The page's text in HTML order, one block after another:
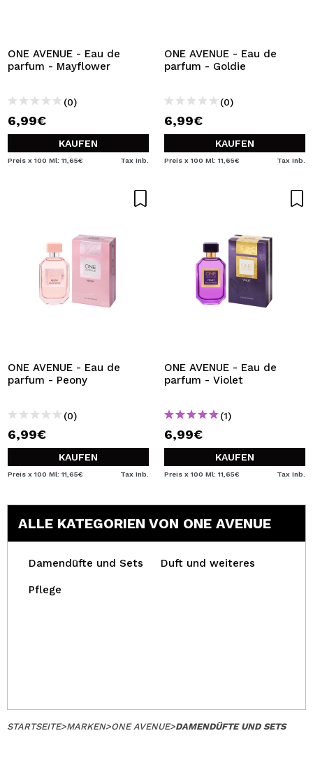
ONE AVENUE - Eau de
parfum - Mayflower
(0)
6,99€
KAUFEN
Preis x 100 Ml: 11,65€ Tax Inb.
ONE AVENUE - Eau de
parfum - Goldie
(0)
6,99€
KAUFEN
Preis x 100 Ml: 11,65€ Tax Inb.
ONE AVENUE - Eau de
parfum - Peony
(0)
6,99€
KAUFEN
Preis x 100 Ml: 11,65€ Tax Inb.
ONE AVENUE - Eau de
parfum - Violet
(1)
6,99€
KAUFEN
Preis x 100 Ml: 11,65€ Tax Inb.
ALLE KATEGORIEN VON ONE AVENUE
Damendüfte und Sets Duft und weiteres
Pflege
STARTSEITE>MARKEN>ONE AVENUE>DAMENDÜFTE UND SETS